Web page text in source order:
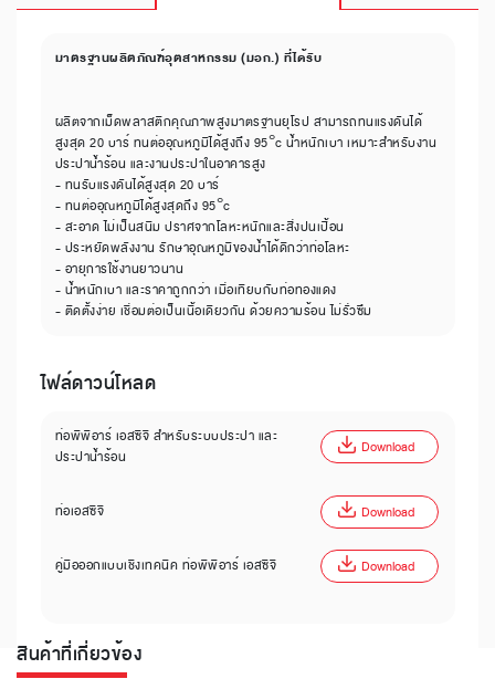
มาตรฐานผลิตภัณฑ์อุตสาหกรรม (มอก.) ที่ได้รับ
ผลิตจากเม็ดพลาสติกคุณภาพสูงมาตรฐานยุโรป สามารถทนแรงดันได้
สูงสุด 20 บาร์ ทนต่ออุณหภูมิได้สูงถึง 95°c น้ำหนักเบา เหมาะสำหรับงาน
ประปาน้ำร้อน และงานประปาในอาคารสูง
- ทนรับแรงดันได้สูงสุด 20 บาร์
- ทนต่ออุณหภูมิได้สูงสุดถึง 95°c
- สะอาด ไม่เป็นสนิม ปราศจากโลหะหนักและสิ่งปนเปื้อน
- ประหยัดพลังงาน รักษาอุณหภูมิของน้ำได้ดีกว่าท่อโลหะ
- อายุการใช้งานยาวนาน
- น้ำหนักเบา และราคาถูกกว่า เมื่อเทียบกับท่อทองแดง
- ติดตั้งง่าย เชื่อมต่อเป็นเนื้อเดียวกัน ด้วยความร้อน ไม่รั่วซึม
ไฟล์ดาวน์โหลด
ท่อพีพีอาร์ เอสซีจี สำหรับระบบประปา และ
ประปาน้ำร้อน
Download
ท่อเอสซีจี Download
คู่มือออกแบบเชิงเทคนิค ท่อพีพีอาร์ เอสซีจี Download
สินค้าที่เกี่ยวข้อง